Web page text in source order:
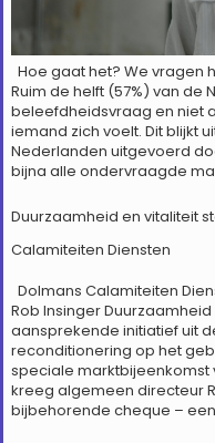
Hoe gaat het? We vragen
Ruim de helft (57%) van de
beleefdheidsvraag en niet
iemand zich voelt. Dit blijkt
Nederlanden uitgevoerd
bijna alle ondervraagde
Duurzaamheid en vitaliteit
Calamiteiten Diensten
Dolmans Calamiteiten
Rob Insinger
aansprekende initiatief uit
reconditionering op het
speciale marktbijeenkomst
kreeg algemeen directeur
bijbehorende cheque –